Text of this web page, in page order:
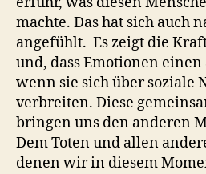
machte. Das hat sich auch
angefühlt. Es zeigt die
und, dass Emotionen
wenn sie sich über soziale
verbreiten. Diese
bringen uns den anderen
Dem Toten und allen
denen wir in diesem